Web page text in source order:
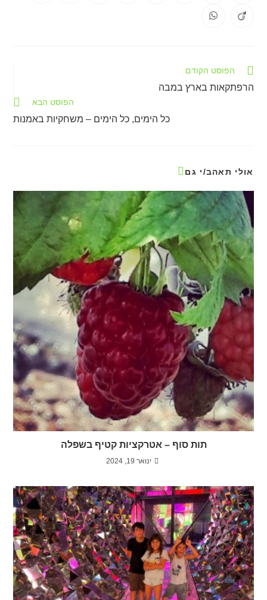
הפוסט הקודם
הרפתקאות בארץ במבה
הפוסט הבא
כל הימים, כל הימים – משחקיות באמנות
אולי תאהב/י גם
תות סוף – אטרקציות קטיף בשפלה
ינואר 19, 2024